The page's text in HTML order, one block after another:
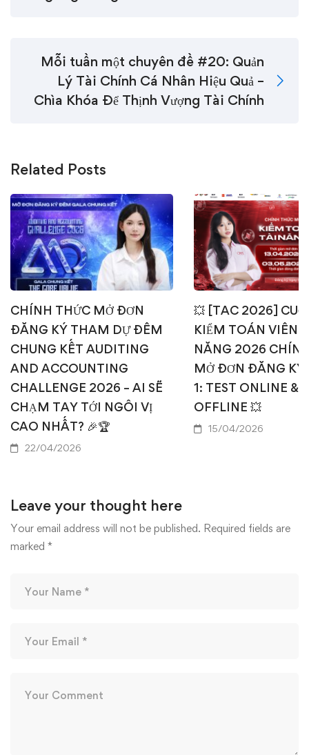
Mỗi tuần một chuyên đề #20: Quản
Lý Tài Chính Cá Nhân Hiệu Quả –
Chìa Khóa Để Thịnh Vượng Tài Chính
Related Posts
CHÍNH THỨC MỞ ĐƠN
ĐĂNG KÝ THAM DỰ ĐÊM
CHUNG KẾT AUDITING
AND ACCOUNTING
CHALLENGE 2026 – AI SẼ
CHẠM TAY TỚI NGÔI VỊ
CAO NHẤT? 🎉🏆
22/04/2026
💥 [TAC 2026]
KIỂM TOÁN VIÊN
NĂNG 2026
MỞ ĐƠN ĐĂNG KÝ
1: TEST ONLINE &
OFFLINE 💥
15/04/2026
Leave your thought here
Your email address will not be published. Required fields are
marked *